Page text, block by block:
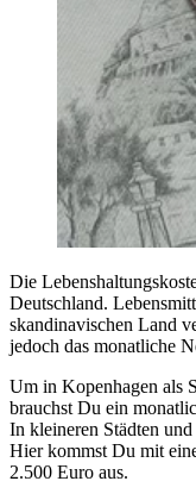
Die
Deutschland.
skandinavischen Land
jedoch das monatliche
Um in Kopenhagen als
brauchst Du ein
In kleineren Städten
Hier kommst Du mit
2.500 Euro aus.